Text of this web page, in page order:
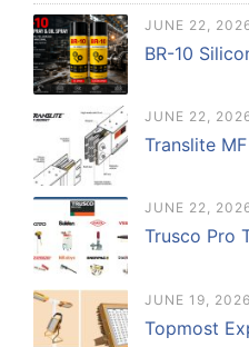
JUNE 22,
BR-10
JUNE 22,
Translite
JUNE 22,
Trusco Pro
JUNE 19, 2026
Topmost